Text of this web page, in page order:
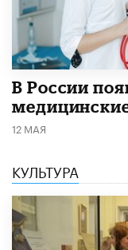
В России
12 МАЯ
КУЛЬТУРА